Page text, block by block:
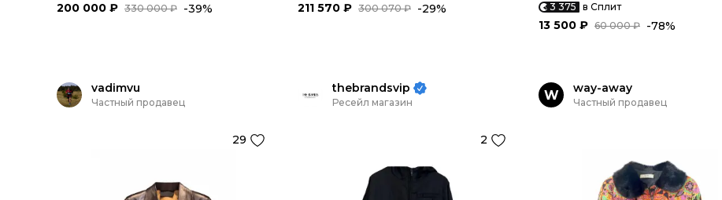
330 000 ₽
200 000 ₽ -39% 300 070 ₽
211 570 ₽ -29% 3 375 в Сплит
60 000 ₽
13 500 ₽ -78%
vadimvu
Частный продавец
29
thebrandsvip
Ресейл магазин
2
W way-away
Частный продавец